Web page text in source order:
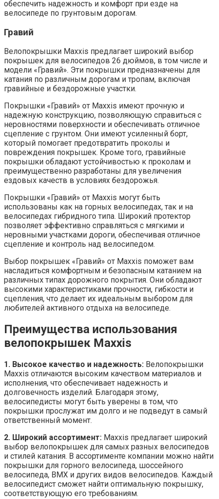
обеспечить надежность и комфорт при езде на
велосипеде по грунтовым дорогам.
Гравий
Велопокрышки Maxxis предлагает широкий выбор
покрышек для велосипедов 26 дюймов, в том числе и
модели «Гравий». Эти покрышки предназначены для
катания по различным дорогам и тропам, включая
гравийные и бездорожные участки.
Покрышки «Гравий» от Maxxis имеют прочную и
надежную конструкцию, позволяющую справиться с
неровностями поверхности и обеспечивать отличное
сцепление с грунтом. Они имеют усиленный борт,
который помогает предотвратить проколы и
повреждения покрышек. Кроме того, гравийные
покрышки обладают устойчивостью к проколам и
преимущественно разработаны для увеличения
ездовых качеств в условиях бездорожья.
Покрышки «Гравий» от Maxxis могут быть
использованы как на горных велосипедах, так и на
велосипедах гибридного типа. Широкий протектор
позволяет эффективно справляться с мягкими и
неровными участками дороги, обеспечивая отличное
сцепление и контроль над велосипедом.
Выбор покрышек «Гравий» от Maxxis поможет вам
насладиться комфортным и безопасным катанием на
различных типах дорожного покрытия. Они обладают
высокими характеристиками прочности, гибкости и
сцепления, что делает их идеальным выбором для
любителей активного отдыха на велосипеде.
Преимущества использования
велопокрышек Maxxis
1. Высокое качество и надежность: Велопокрышки
Maxxis отличаются высоким качеством материалов и
исполнения, что обеспечивает надежность и
долговечность изделий. Благодаря этому,
велосипедисты могут быть уверены в том, что
покрышки прослужат им долго и не подведут в самый
ответственный момент.
2. Широкий ассортимент: Maxxis предлагает широкий
выбор велопокрышек для самых разных велосипедов
и стилей катания. В ассортименте компании можно найти
покрышки для горного велосипеда, шоссейного
велосипеда, BMX и других видов велосипедов. Каждый
велосипедист сможет найти оптимальную покрышку,
соответствующую его требованиям.